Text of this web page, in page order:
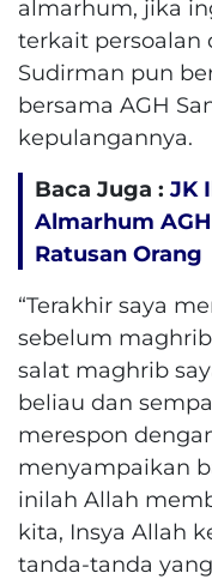
almarhum, jika
terkait persoalan
Sudirman pun
bersama AGH
kepulangannya.
Baca Juga : JK
Almarhum
Ratusan Orang
“Terakhir saya
sebelum
salat maghrib
beliau dan
merespon
menyampaikan
inilah Allah
kita, Insya Allah
tanda-tanda